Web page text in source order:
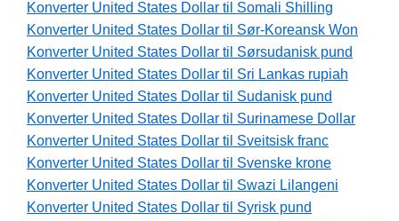
Konverter United States Dollar til Somali Shilling
Konverter United States Dollar til Sør-Koreansk Won
Konverter United States Dollar til Sørsudanisk pund
Konverter United States Dollar til Sri Lankas rupiah
Konverter United States Dollar til Sudanisk pund
Konverter United States Dollar til Surinamese Dollar
Konverter United States Dollar til Sveitsisk franc
Konverter United States Dollar til Svenske krone
Konverter United States Dollar til Swazi Lilangeni
Konverter United States Dollar til Syrisk pund